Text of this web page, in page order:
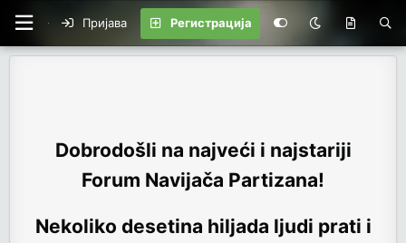
Пријава Регистрација
Dobrodošli na najveći i najstariji
Forum Navijača Partizana!
Nekoliko desetina hiljada ljudi prati i